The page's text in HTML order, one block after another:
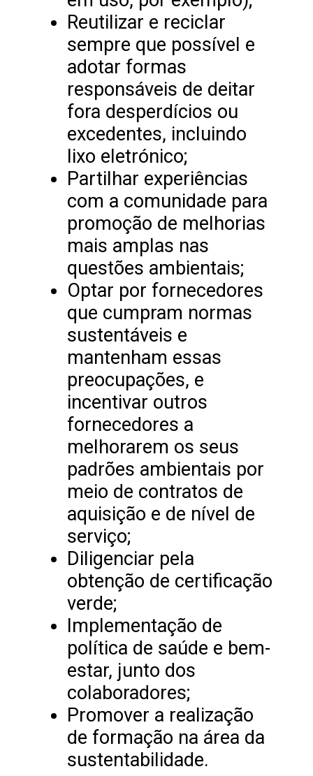
Reutilizar e reciclar
sempre que possível e
adotar formas
responsáveis de deitar
fora desperdícios ou
excedentes, incluindo
lixo eletrónico;
Partilhar experiências
com a comunidade para
promoção de melhorias
mais amplas nas
questões ambientais;
Optar por fornecedores
que cumpram normas
sustentáveis e
mantenham essas
preocupações, e
incentivar outros
fornecedores a
melhorarem os seus
padrões ambientais por
meio de contratos de
aquisição e de nível de
serviço;
Diligenciar pela
obtenção de certificação
verde;
Implementação de
política de saúde e bem-
estar, junto dos
colaboradores;
Promover a realização
de formação na área da
sustentabilidade.